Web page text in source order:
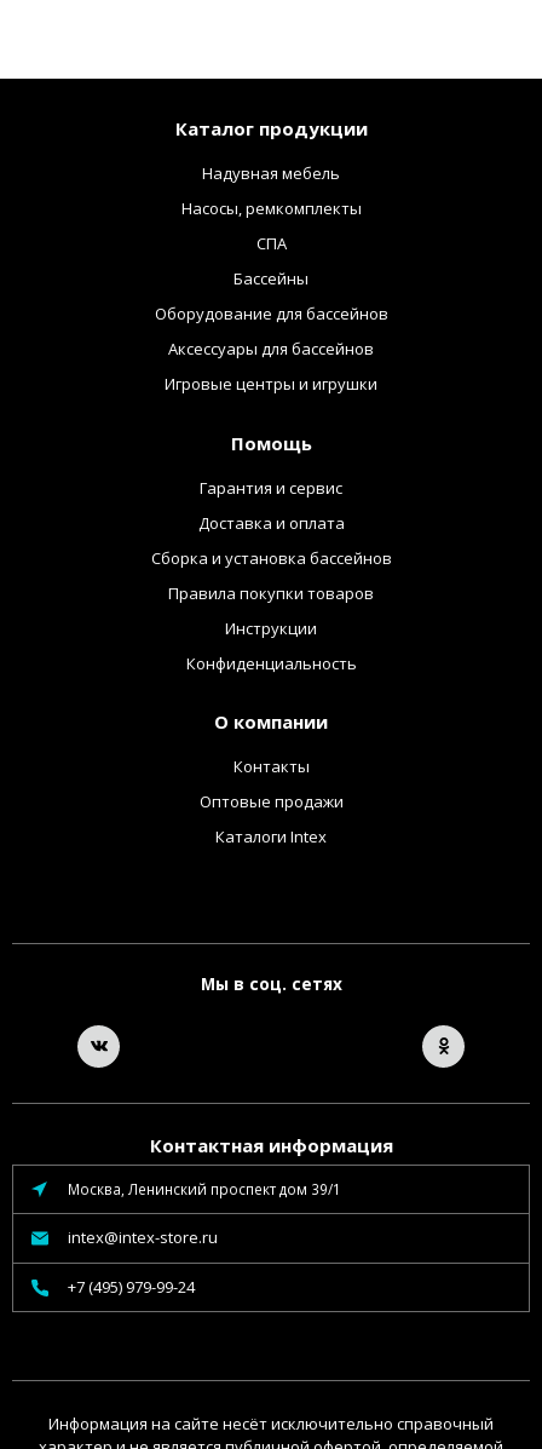
Каталог продукции
Надувная мебель
Насосы, ремкомплекты
СПА
Бассейны
Оборудование для бассейнов
Аксессуары для бассейнов
Игровые центры и игрушки
Помощь
Гарантия и сервис
Доставка и оплата
Сборка и установка бассейнов
Правила покупки товаров
Инструкции
Конфиденциальность
О компании
Контакты
Оптовые продажи
Каталоги Intex
Мы в соц. сетях
Контактная информация
Москва, Ленинский проспект дом 39/1
intex@intex-store.ru
+7 (495) 979-99-24
Информация на сайте несёт исключительно справочный